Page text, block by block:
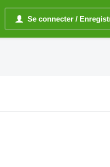
Se connecter /